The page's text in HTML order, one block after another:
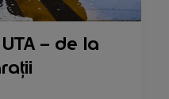
– de la